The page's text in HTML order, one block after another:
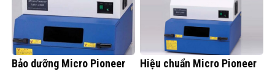
Bảo dưỡng Micro Pioneer
Hiệu chuẩn Micro Pioneer